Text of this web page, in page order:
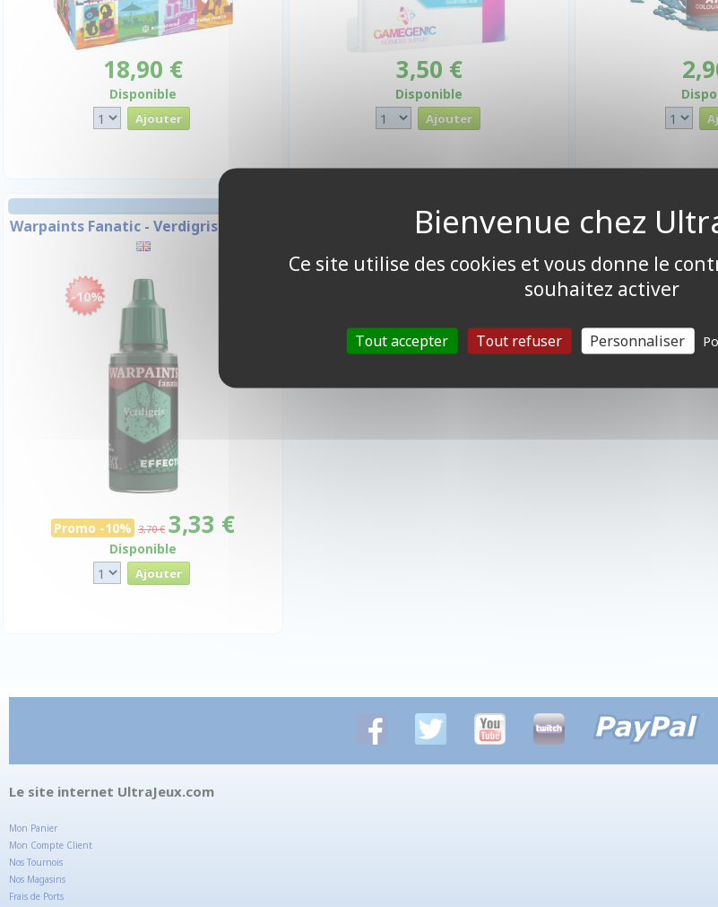
18,90 €
Disponible
3,50 €
Disponible
Warpaints Fanatic - Verdigris (Effect)
-10%
Promo -10% 3,70 € 3,33 €
Disponible
Le site internet UltraJeux.com
Mon Panier
Mon Compte Client
Nos Tournois
Nos Magasins
Frais de Ports
Ce site utilise des cookies et vous donne le
souhaitez activer
Tout accepter Tout refuser Personnaliser